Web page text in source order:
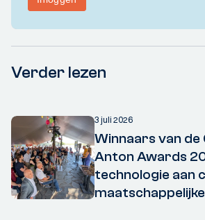
Verder lezen
3 juli 2026
Winnaars van
Anton Awards
technologie aan